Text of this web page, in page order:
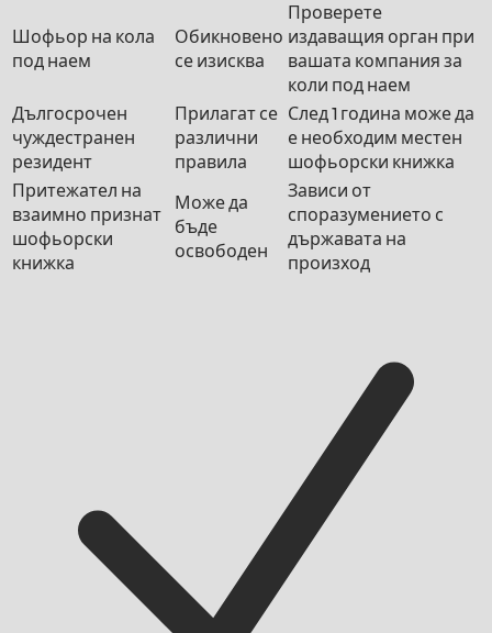
Шофьор на кола
под наем
Обикновено
се изисква
Проверете
издаващия орган при
вашата компания за
коли под наем
Дългосрочен
чуждестранен
резидент
Прилагат се
различни
правила
След 1 година може да
е необходим местен
шофьорски книжка
Притежател на
взаимно признат
шофьорски
книжка
Може да
бъде
освободен
Зависи от
споразумението с
държавата на
произход